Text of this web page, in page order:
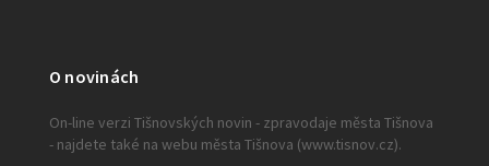
O novinách
On-line verzi Tišnovských novin - zpravodaje města Tišnova
- najdete také na webu města Tišnova (www.tisnov.cz).